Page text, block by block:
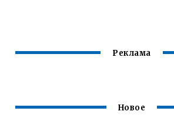
Реклама
Новое